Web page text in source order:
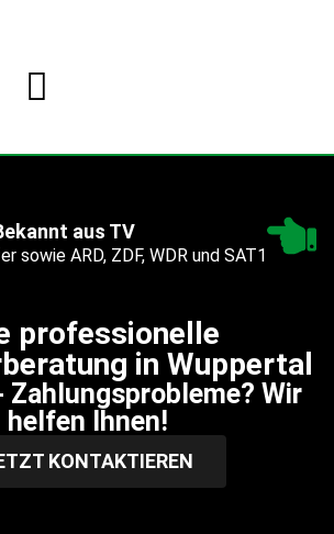
aus TV
sowie ARD, ZDF, WDR und SAT1
professionelle
in Wuppertal
Zahlungsprobleme? Wir
helfen Ihnen!
KONTAKTIEREN